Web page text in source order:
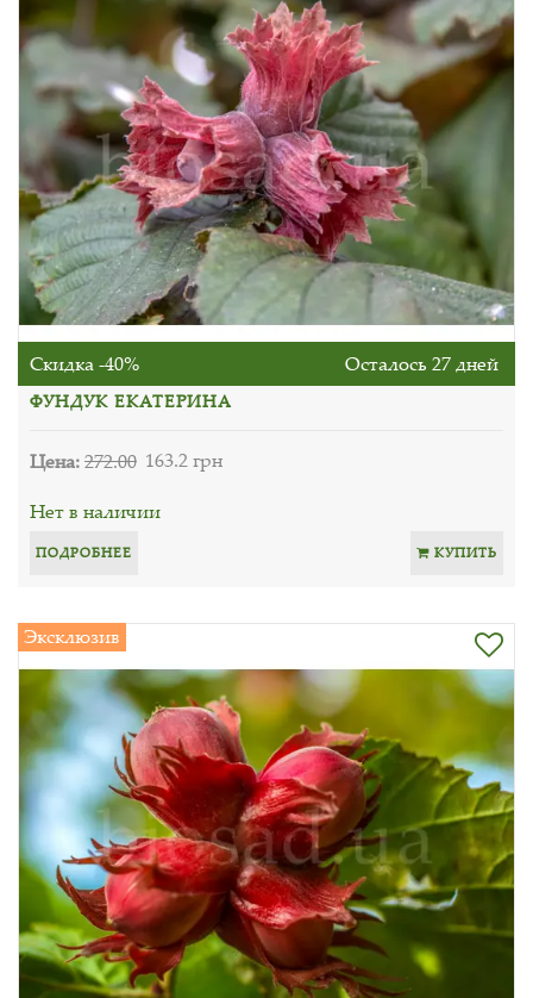
Скидка -40% Осталось 27 дней
ФУНДУК ЕКАТЕРИНА
Цена:272.00 163.2 грн
Нет в наличии
ПОДРОБНЕЕ КУПИТЬ
Эксклюзив